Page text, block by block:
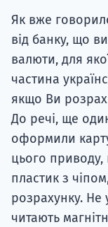
Як вже
від банку, що
валюти, для
частина
якщо Ви
До речі, ще
оформили
цього приводу,
пластик з
розрахунку. Не
читають